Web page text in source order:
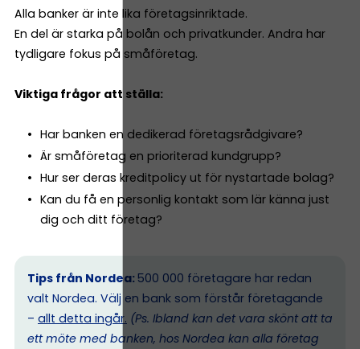
Alla banker är inte lika företagsinriktade.
En del är starka på bolån och privatkunder. Andra har
tydligare fokus på småföretag.
Viktiga frågor att ställa:
Har banken en dedikerad företagsrådgivare?
Är småföretag en prioriterad kundgrupp?
Hur ser deras kreditpolicy ut för nystartade bolag?
Kan du få en personlig kontakt som lär känna just
dig och ditt företag?
Tips från Nordea: 500 000 företagare har redan
valt Nordea. Välj en bank som förstår företagande
– allt detta ingår. (Ps. Ibland kan det vara skönt att ta
ett möte med banken, hos Nordea kan alla företag